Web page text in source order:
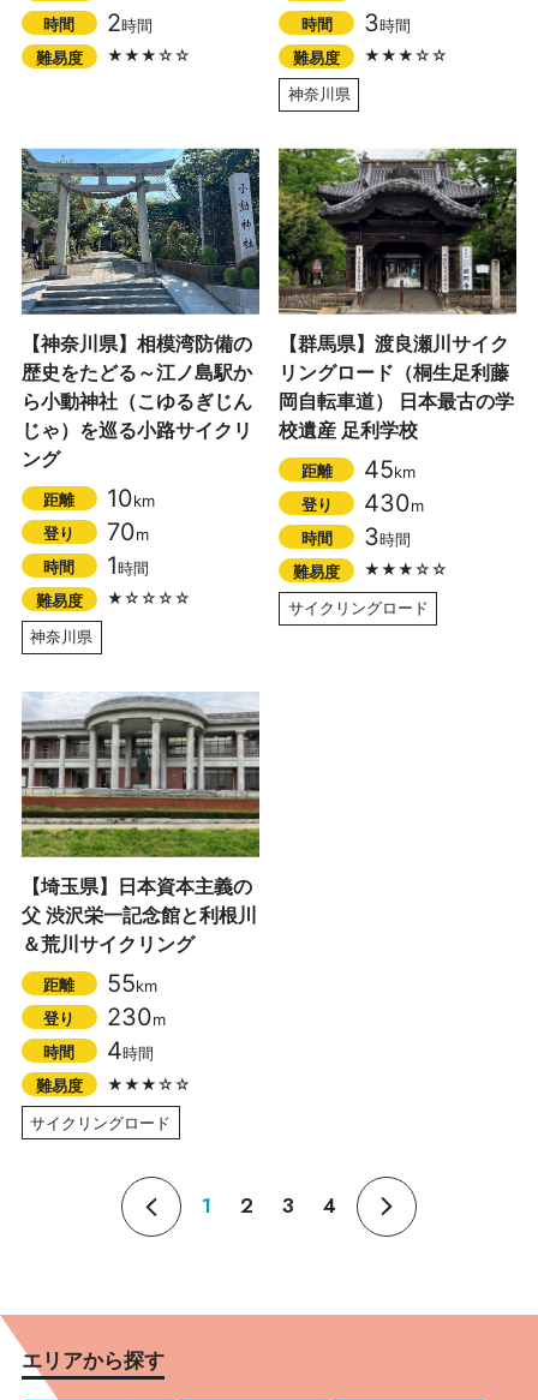
時間
2時間
難易度
★★★☆☆
時間
3時間
難易度
★★★☆☆
神奈川県
【神奈川県】相模湾防備の
歴史をたどる～江ノ島駅か
ら小動神社（こゆるぎじん
じゃ）を巡る小路サイクリ
ング
距離 10km
登り
70m
時間
1時間
難易度
★☆☆☆☆
神奈川県
【群馬県】渡良瀬川サイク
リングロード（桐生足利藤
岡自転車道） 日本最古の学
校遺産 足利学校
距離 45km
登り
430m
時間
3時間
難易度
★★★☆☆
サイクリングロード
【埼玉県】日本資本主義の
父 渋沢栄一記念館と利根川
＆荒川サイクリング
距離 55km
登り
230m
時間
4時間
難易度
★★★☆☆
サイクリングロード
1 2 3 4
エリアから探す